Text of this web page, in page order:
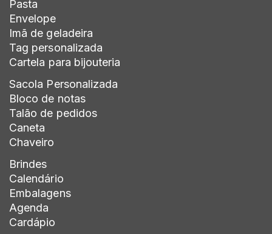
Pasta
Envelope
Imã de geladeira
Tag personalizada
Cartela para bijouteria
Sacola Personalizada
Bloco de notas
Talão de pedidos
Caneta
Chaveiro
Brindes
Calendário
Embalagens
Agenda
Cardápio